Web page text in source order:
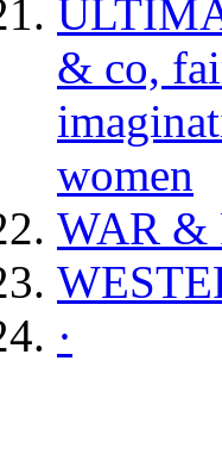
& co,
women
WAR &
·